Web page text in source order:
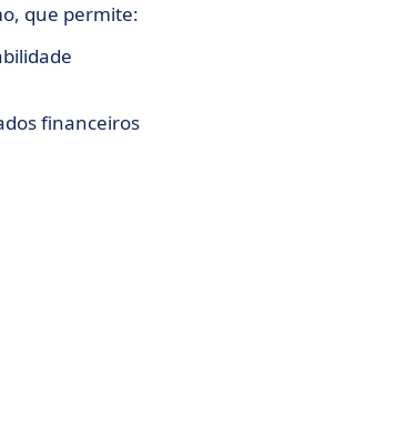
que permite:
financeiros